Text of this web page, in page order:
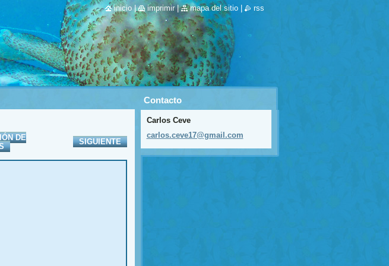
DE
SIGUIENTE
Contacto
Carlos Ceve
carlos.ceve17@gmail.com
inicio | imprimir | mapa del sitio rss